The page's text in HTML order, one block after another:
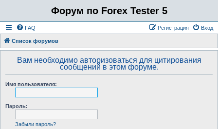
Форум по Forex Tester 5
FAQ Вход
Регистрация
Список форумов
Вам необходимо авторизоваться для цитирования
сообщений в этом форуме.
Имя пользователя:
Пароль:
Забыли пароль?